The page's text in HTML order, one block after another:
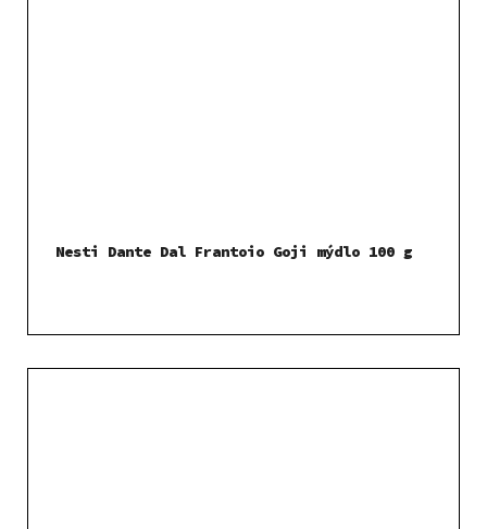
Nesti Dante Dal Frantoio Goji mýdlo 100 g